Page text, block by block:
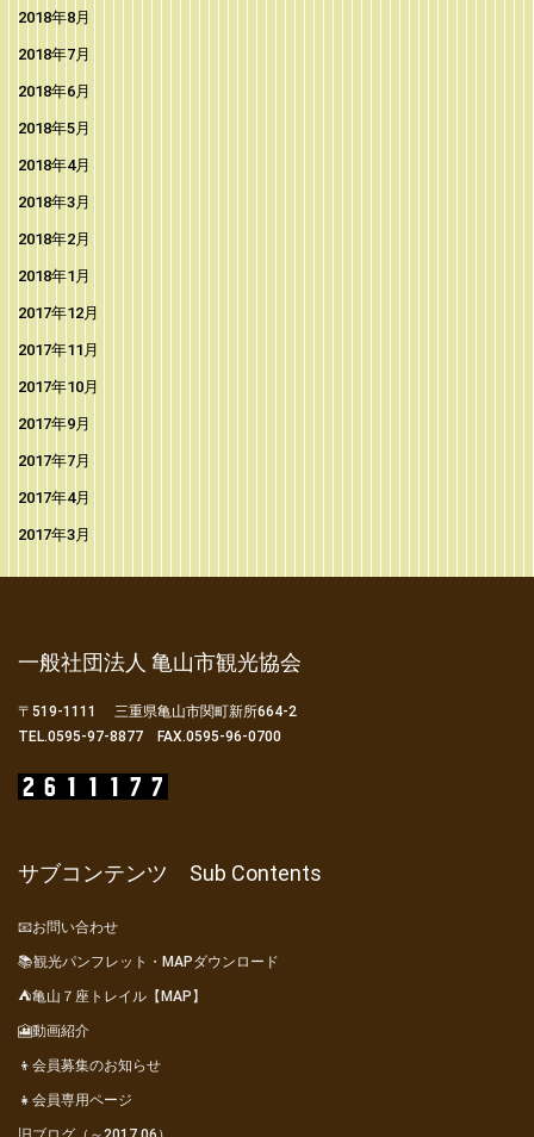
2018年8月
2018年7月
2018年6月
2018年5月
2018年4月
2018年3月
2018年2月
2018年1月
2017年12月
2017年11月
2017年10月
2017年9月
2017年7月
2017年4月
2017年3月
一般社団法人 亀山市観光協会
〒519-1111 三重県亀山市関町新所664-2
TEL.0595-97-8877 FAX.0595-96-0700
サブコンテンツ Sub Contents
📧お問い合わせ
📚観光パンフレット・MAPダウンロード
⛺亀山７座トレイル【MAP】
🎦動画紹介
👦会員募集のお知らせ
👧会員専用ページ